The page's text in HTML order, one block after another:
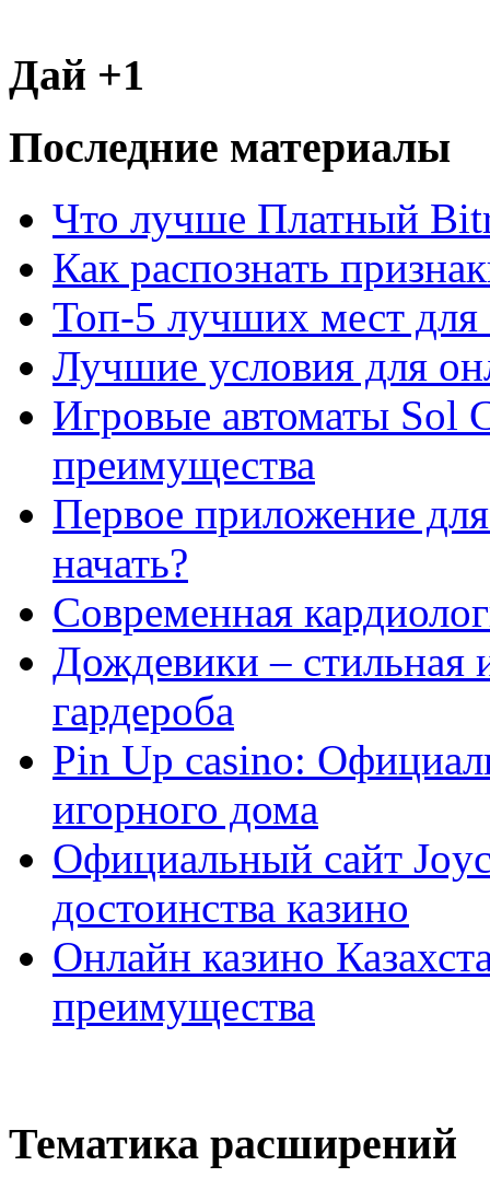
Дай +1
Последние материалы
Что лучше Платный
Как распознать
Топ-5 лучших мест для
Лучшие условия для
Игровые автоматы Sol
преимущества
Первое приложение
начать?
Современная
Дождевики – стильная
гардероба
Pin Up casino:
игорного дома
Официальный сайт
достоинства казино
Онлайн казино
преимущества
Тематика расширений